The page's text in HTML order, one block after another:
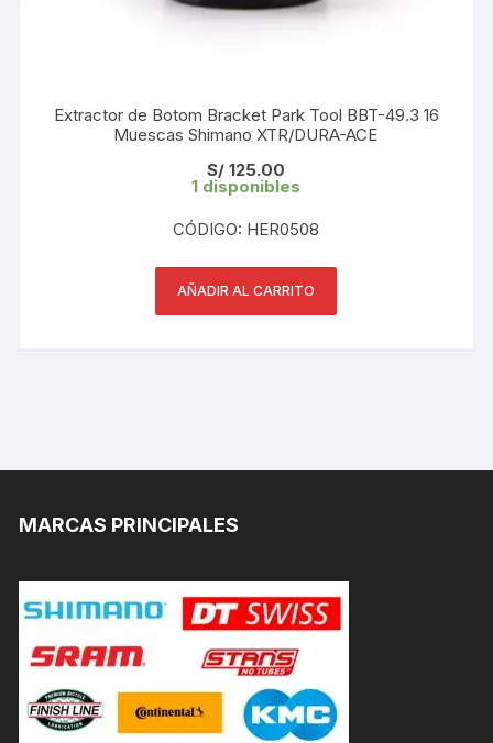
Extractor de Botom Bracket Park Tool BBT-49.3 16
Muescas Shimano XTR/DURA-ACE
S/ 125.00
1 disponibles
CÓDIGO: HER0508
AÑADIR AL CARRITO
MARCAS PRINCIPALES